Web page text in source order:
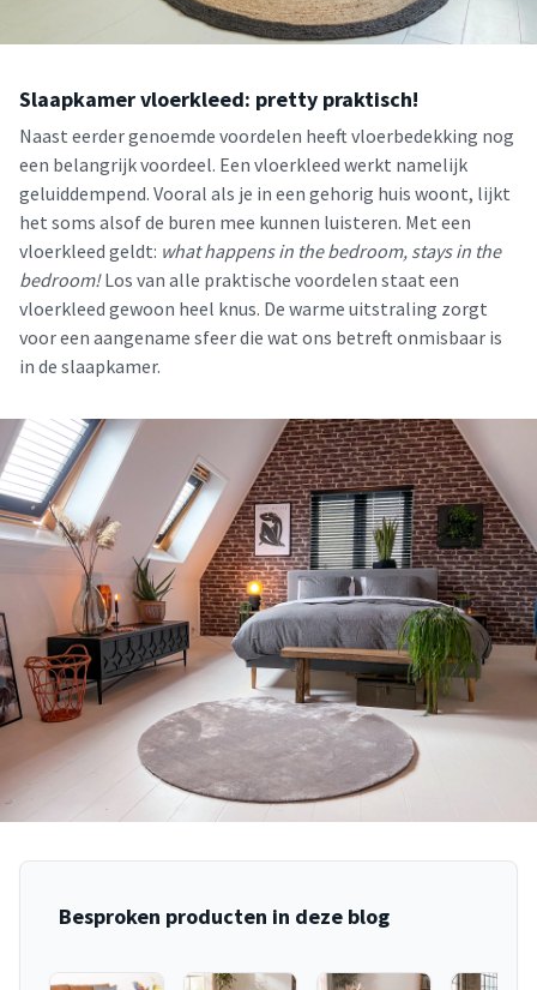
Slaapkamer vloerkleed: pretty praktisch!
Naast eerder genoemde voordelen heeft vloerbedekking nog
een belangrijk voordeel. Een vloerkleed werkt namelijk
geluiddempend. Vooral als je in een gehorig huis woont, lijkt
het soms alsof de buren mee kunnen luisteren. Met een
vloerkleed geldt: what happens in the bedroom, stays in the
bedroom!Los van alle praktische voordelen staat een
vloerkleed gewoon heel knus. De warme uitstraling zorgt
voor een aangename sfeer die wat ons betreft onmisbaar is
in de slaapkamer.
Besproken producten in deze blog